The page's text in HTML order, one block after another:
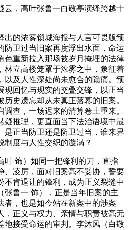
，高叶张鲁一白敬亭演绎跨越十
的浓雾锁城海报与人言可畏版预
防卫过当旧案再度浮出水面，命运
色重新拉入那场被岁月掩埋的法律
林立高楼笼罩于浓雾之中，象征着
以及人性深处尚未愈合的隐痛。预
现回忆与现实的交叠交锋，以正当
历史遗忘却从未真正落幕的旧案。
查，一场迟来的清算卷土重来。
疑推理，更直面当下法治语境中最
正当防卫还是防卫过当，谁来界
制度与人性交织的漩涡？
饰）如同一把锋利的刀，直指
、凌厉，面对旧案毫不妥协，誓要
不肯退让的锋利，成为正义裂缝中
张鲁一 饰），正是当年旧案的主
，也是如今站在新案中的涉案
，正义与权力、亲情与职责被毫无
地接受命运的审判。李沐风（白敬